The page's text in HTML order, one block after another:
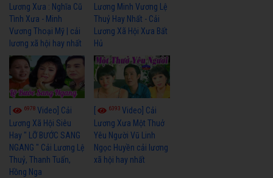
Lương Xưa : Nghĩa Cũ
Tình Xưa - Minh
Vương Thoại Mỹ | cải
lương xã hội hay nhất
Lương Minh Vương Lệ
Thuỷ Hay Nhất - Cải
Lương Xã Hội Xưa Bất
Hủ
6978 Video] Cải
Lương Xã Hội Siêu
Hay " LỠ BƯỚC SANG
NGANG " Cải Lương Lệ
Thuỷ, Thanh Tuấn,
Hồng Nga
6393Video] Cải
Lương Xưa Một Thuở
Yêu Người Vũ Linh
Ngọc Huyền cải lương
xã hội hay nhất